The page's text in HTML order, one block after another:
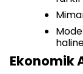
Ekonomik